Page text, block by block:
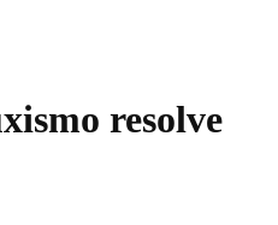
resolve